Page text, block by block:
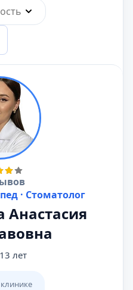
· Стоматолог
Анастасия
лет